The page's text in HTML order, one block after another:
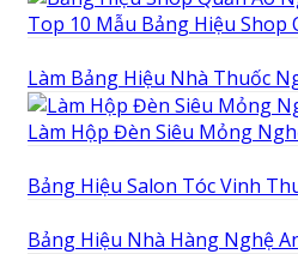
Top 10 Mẫu Bảng Hiệu Shop
Làm Bảng Hiệu Nhà Thuốc
Làm Hộp Đèn Siêu Mỏng
Bảng Hiệu Salon Tóc Vinh
Bảng Hiệu Nhà Hàng Nghệ